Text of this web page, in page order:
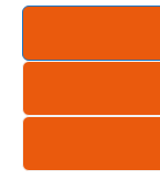
Service
Note :
relations